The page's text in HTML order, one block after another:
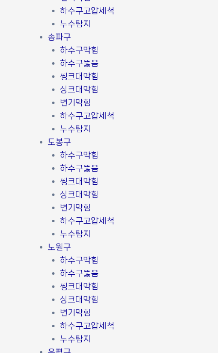
하수구고압세척
누수탐지
송파구
하수구막힘
하수구뚫음
씽크대막힘
싱크대막힘
변기막힘
하수구고압세척
누수탐지
도봉구
하수구막힘
하수구뚫음
씽크대막힘
싱크대막힘
변기막힘
하수구고압세척
누수탐지
노원구
하수구막힘
하수구뚫음
씽크대막힘
싱크대막힘
변기막힘
하수구고압세척
누수탐지